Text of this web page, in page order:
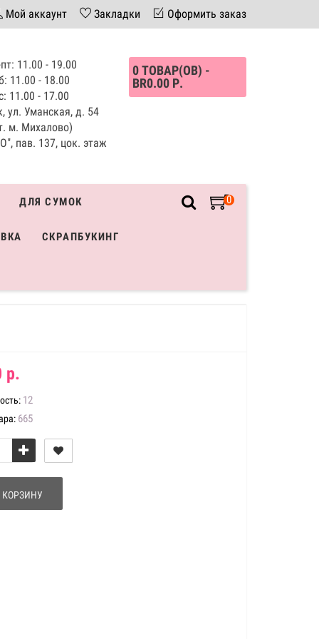
Мой аккаунт Закладки Оформить заказ
11.00 - 19.00
11.00 - 18.00
11.00 - 17.00
ул. Уманская, д. 54
м. Михалово)
пав. 137, цок. этаж
0 ТОВАР(ОВ) -
BR0.00 Р.
0
ДЛЯ СУМОК
СКРАПБУКИНГ
р.
12
665